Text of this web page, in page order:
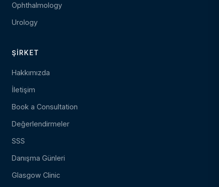
Ophthalmology
Urology
ŞIRKET
Hakkımızda
İletişim
Book a Consultation
Değerlendirmeler
SSS
Danışma Günleri
Glasgow Clinic